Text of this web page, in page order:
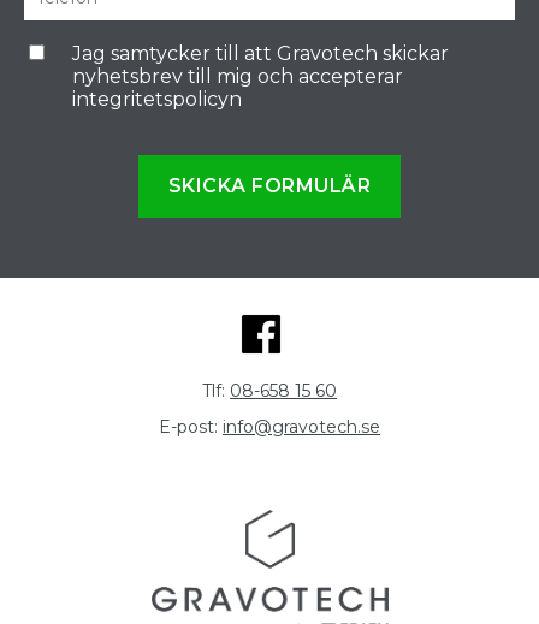
Jag samtycker till att Gravotech skickar
nyhetsbrev till mig och accepterar
integritetspolicyn
SKICKA FORMULÄR
Tlf: 08-658 15 60
E-post: info@gravotech.se